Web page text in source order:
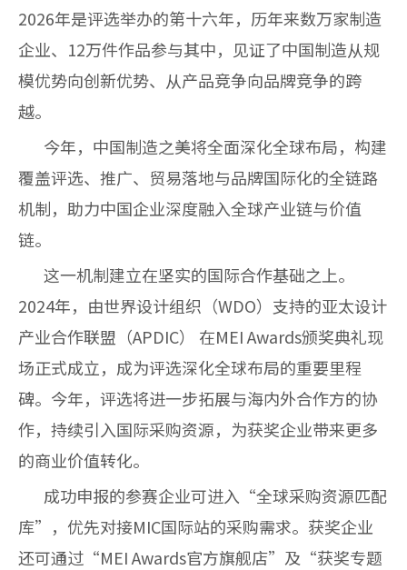
2026年是评选举办的第十六年，历年来数万家制造
企业、12万件作品参与其中，见证了中国制造从规
模优势向创新优势、从产品竞争向品牌竞争的跨
越。
今年，中国制造之美将全面深化全球布局，构建
覆盖评选、推广、贸易落地与品牌国际化的全链路
机制，助力中国企业深度融入全球产业链与价值
链。
这一机制建立在坚实的国际合作基础之上。
2024年，由世界设计组织（WDO）支持的亚太设计
产业合作联盟（APDIC） 在MEI Awards颁奖典礼现
场正式成立，成为评选深化全球布局的重要里程
碑。今年，评选将进一步拓展与海内外合作方的协
作，持续引入国际采购资源，为获奖企业带来更多
的商业价值转化。
成功申报的参赛企业可进入“全球采购资源匹配
库”，优先对接MIC国际站的采购需求。获奖企业
还可通过“MEI Awards官方旗舰店”及“获奖专题